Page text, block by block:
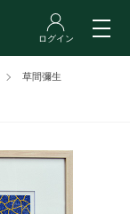
草間彌生